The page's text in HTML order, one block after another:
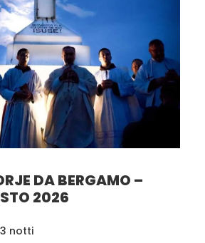
DA BERGAMO –
2026
notti